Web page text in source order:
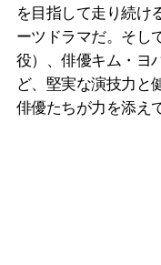
を目指して走り続け
ーツドラマだ。そし
役）、俳優キム・ヨ
ど、堅実な演技力と
俳優たちが力を添え